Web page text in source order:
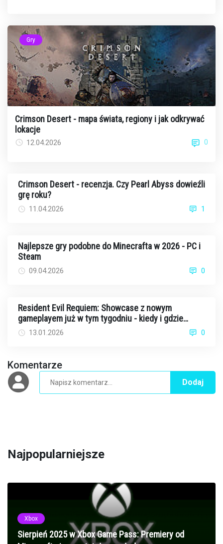
Gry
Crimson Desert - mapa świata, regiony i jak odkrywać
lokacje
12.04.2026 0
Crimson Desert - recenzja. Czy Pearl Abyss dowieźli
grę roku?
11.04.2026 1
Najlepsze gry podobne do Minecrafta w 2026 - PC i
Steam
09.04.2026 0
Resident Evil Requiem: Showcase z nowym
gameplayem już w tym tygodniu - kiedy i gdzie
oglądać?
13.01.2026 0
Komentarze
Dodaj
Najpopularniejsze
Xbox
Sierpień 2025 w Xbox Game Pass: Premiery od